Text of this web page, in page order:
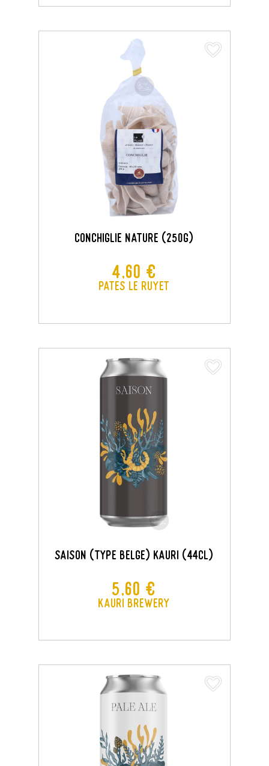
CONCHIGLIE NATURE (250G)
Prix
4,60 €
Pates Le Ruyet
favorite_border
SAISON (TYPE BELGE) KAURI (44CL)
Prix
5,60 €
Kauri Brewery
favorite_border
favorite_border